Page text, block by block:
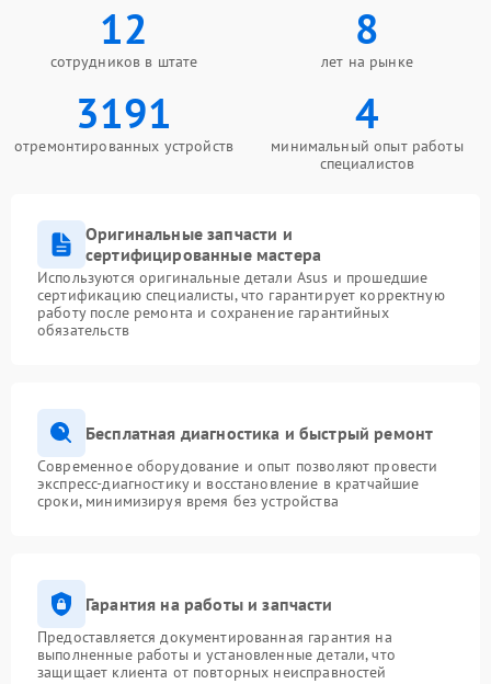
12
сотрудников в штате
8
лет на рынке
3191
отремонтированных устройств
4
минимальный опыт работы
специалистов
Оригинальные запчасти и
сертифицированные мастера
Используются оригинальные детали Asus и прошедшие
сертификацию специалисты, что гарантирует корректную
работу после ремонта и сохранение гарантийных
обязательств
Бесплатная диагностика и быстрый ремонт
Современное оборудование и опыт позволяют провести
экспресс-диагностику и восстановление в кратчайшие
сроки, минимизируя время без устройства
Гарантия на работы и запчасти
Предоставляется документированная гарантия на
выполненные работы и установленные детали, что
защищает клиента от повторных неисправностей